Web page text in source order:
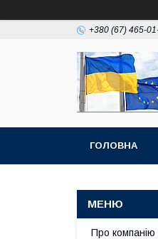
+380 (67) 465-
ГОЛОВНА
Про компанію